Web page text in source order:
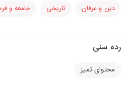
دین و عرفان تاریخی جامعه و
رده سنی
محتوای تمیز